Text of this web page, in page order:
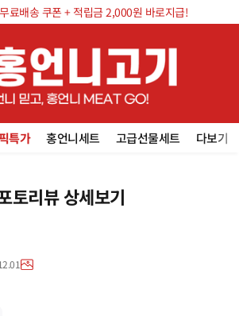
료배송 쿠폰 + 적립금 2,000원 바로지급!
특가 홍언니세트 고급선물세트 다보기
토리뷰 상세보기